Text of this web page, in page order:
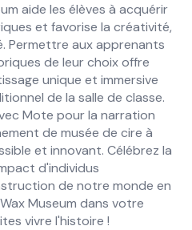
aide les élèves à acquérir
et favorise la créativité,
Permettre aux apprenants
de leur choix offre
unique et immersive
de la salle de classe.
Mote pour la narration
de musée de cire à
et innovant. Célébrez la
d'individus
de notre monde en
Museum dans votre
vivre l'histoire !